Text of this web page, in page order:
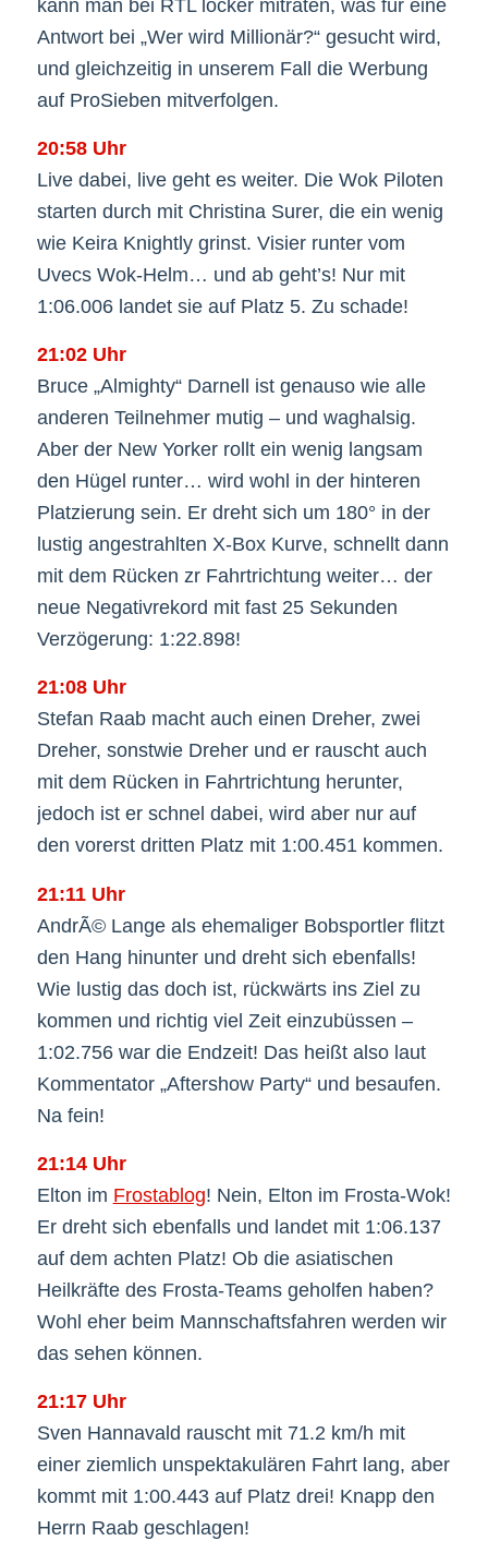
kann man bei RTL locker mitraten, was für eine
Antwort bei „Wer wird Millionär?“ gesucht wird,
und gleichzeitig in unserem Fall die Werbung
auf ProSieben mitverfolgen.
20:58 Uhr
Live dabei, live geht es weiter. Die Wok Piloten
starten durch mit Christina Surer, die ein wenig
wie Keira Knightly grinst. Visier runter vom
Uvecs Wok-Helm… und ab geht’s! Nur mit
1:06.006 landet sie auf Platz 5. Zu schade!
21:02 Uhr
Bruce „Almighty“ Darnell ist genauso wie alle
anderen Teilnehmer mutig – und waghalsig.
Aber der New Yorker rollt ein wenig langsam
den Hügel runter… wird wohl in der hinteren
Platzierung sein. Er dreht sich um 180° in der
lustig angestrahlten X-Box Kurve, schnellt dann
mit dem Rücken zr Fahrtrichtung weiter… der
neue Negativrekord mit fast 25 Sekunden
Verzögerung: 1:22.898!
21:08 Uhr
Stefan Raab macht auch einen Dreher, zwei
Dreher, sonstwie Dreher und er rauscht auch
mit dem Rücken in Fahrtrichtung herunter,
jedoch ist er schnel dabei, wird aber nur auf
den vorerst dritten Platz mit 1:00.451 kommen.
21:11 Uhr
AndrÃ© Lange als ehemaliger Bobsportler flitzt
den Hang hinunter und dreht sich ebenfalls!
Wie lustig das doch ist, rückwärts ins Ziel zu
kommen und richtig viel Zeit einzubüssen –
1:02.756 war die Endzeit! Das heißt also laut
Kommentator „Aftershow Party“ und besaufen.
Na fein!
21:14 Uhr
Elton im Frostablog! Nein, Elton im Frosta-Wok!
Er dreht sich ebenfalls und landet mit 1:06.137
auf dem achten Platz! Ob die asiatischen
Heilkräfte des Frosta-Teams geholfen haben?
Wohl eher beim Mannschaftsfahren werden wir
das sehen können.
21:17 Uhr
Sven Hannavald rauscht mit 71.2 km/h mit
einer ziemlich unspektakulären Fahrt lang, aber
kommt mit 1:00.443 auf Platz drei! Knapp den
Herrn Raab geschlagen!